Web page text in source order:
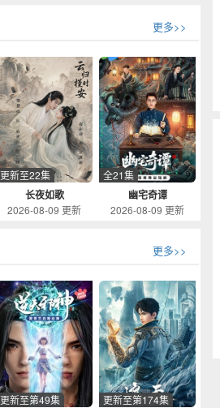
更多>>
长夜如歌
更新至22集
2026-08-09 更新
幽宅奇谭
全21集
2026-08-09 更新
更多>>
更新至第49集 更新至第174集